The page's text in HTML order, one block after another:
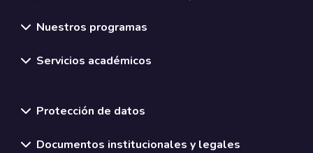
Nuestros programas
Servicios académicos
Protección de datos
Documentos institucionales y legales